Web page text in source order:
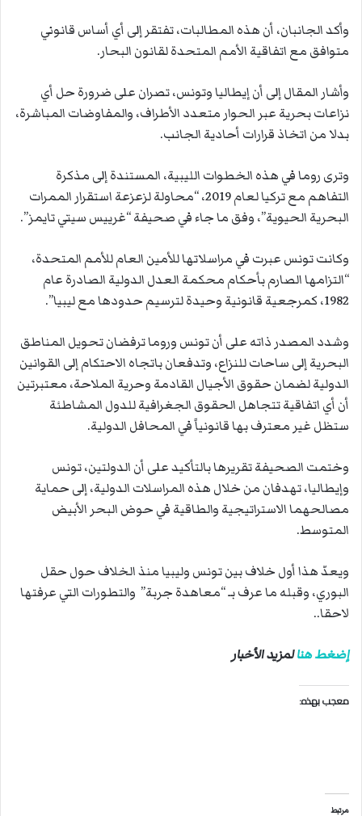
وأكد الجانبان، أن هذه المطالبات، تفتقر إلى أي أساس قانوني
متوافق مع اتفاقية الأمم المتحدة لقانون البحار.
وأشار المقال إلى أن إيطاليا وتونس، تصران على ضرورة حل أي
نزاعات بحرية عبر الحوار متعدد الأطراف، والمفاوضات المباشرة،
بدلا من اتخاذ قرارات أحادية الجانب.
وترى روما في هذه الخطوات الليبية، المستندة إلى مذكرة
التفاهم مع تركيا لعام 2019، “محاولة لزعزعة استقرار الممرات
البحرية الحيوية”، وفق ما جاء في صحيفة “غرييس سيتي تايمز”.
وكانت تونس عبرت في مراسلاتها للأمين العام للأمم المتحدة،
“التزامها الصارم بأحكام محكمة العدل الدولية الصادرة عام
1982، كمرجعية قانونية وحيدة لترسيم حدودها مع ليبيا”.
وشدد المصدر ذاته على أن تونس وروما ترفضان تحويل المناطق
البحرية إلى ساحات للنزاع، وتدفعان باتجاه الاحتكام إلى القوانين
الدولية لضمان حقوق الأجيال القادمة وحرية الملاحة، معتبرتين
أن أي اتفاقية تتجاهل الحقوق الجغرافية للدول المشاطئة
ستظل غير معترف بها قانونياً في المحافل الدولية.
وختمت الصحيفة تقريرها بالتأكيد على أن الدولتين، تونس
وإيطاليا، تهدفان من خلال هذه المراسلات الدولية، إلى حماية
مصالحهما الاستراتيجية والطاقية في حوض البحر الأبيض
المتوسط.
ويعدّ هذا أول خلاف بين تونس وليبيا منذ الخلاف حول حقل
البوري، وقبله ما عرف بـ “معاهدة جربة” والتطورات التي عرفتها
لاحقا..
إضغط هنالمزيد الأخبار
معجب بهذه:
مرتبط